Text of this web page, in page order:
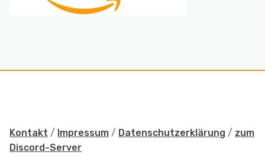
Kontakt / Impressum / Datenschutzerklärung / zum
Discord-Server